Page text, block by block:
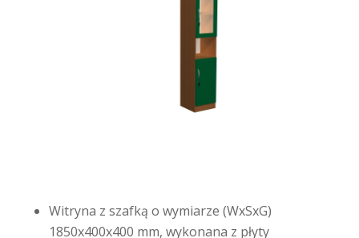
Witryna z szafką o wymiarze (WxSxG)
1850x400x400 mm, wykonana z płyty